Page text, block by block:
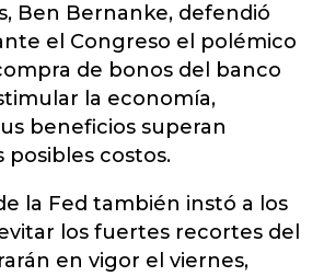
Ben Bernanke, defendió
el Congreso el polémico
de bonos del banco
la economía,
beneficios superan
posibles costos.
la Fed también instó a los
los fuertes recortes del
en vigor el viernes,